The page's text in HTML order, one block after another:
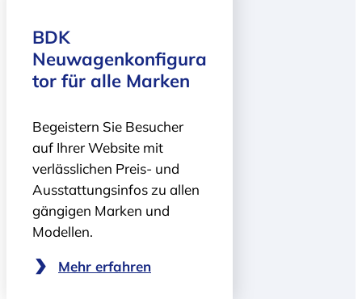
BDK
Neuwagenkonfigura
tor für alle Marken
Begeistern Sie Besucher
auf Ihrer Website mit
verlässlichen Preis- und
Ausstattungsinfos zu allen
gängigen Marken und
Modellen.
Mehr erfahren